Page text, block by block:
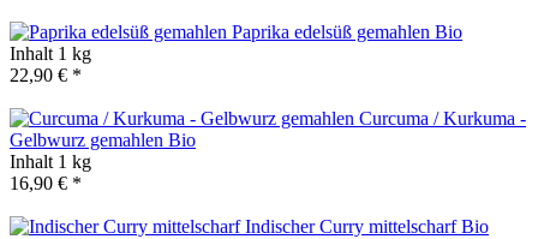
Paprika edelsüß gemahlen Bio
Inhalt 1 kg
22,90 € *
Curcuma / Kurkuma -
Gelbwurz gemahlen Bio
Inhalt 1 kg
16,90 € *
Indischer Curry mittelscharfBio